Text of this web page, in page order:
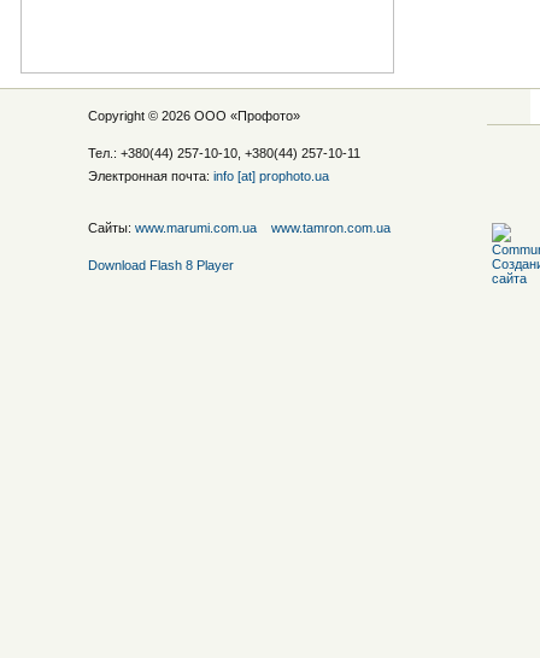
Copyright © 2026 ООО «Профото»
Тел.: +380(44) 257-10-10, +380(44) 257-10-11
Электронная почта: info [at] prophoto.ua
Сайты: www.marumi.com.ua www.tamron.com.ua
Download Flash 8 Player